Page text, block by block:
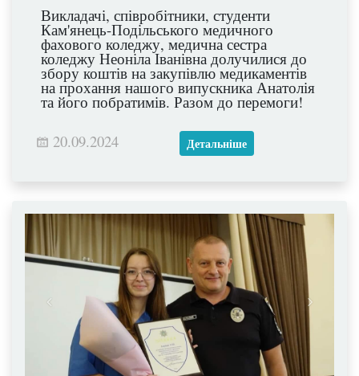
Викладачі, співробітники, студенти
Кам'янець-Подільського медичного
фахового коледжу, медична сестра
коледжу Неоніла Іванівна долучилися до
збору коштів на закупівлю медикаментів
на прохання нашого випускника Анатолія
та його побратимів. Разом до перемоги!
20.09.2024
Детальніше